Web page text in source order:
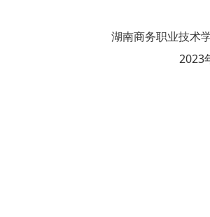
湖南商务职业技术学院
2023年3月